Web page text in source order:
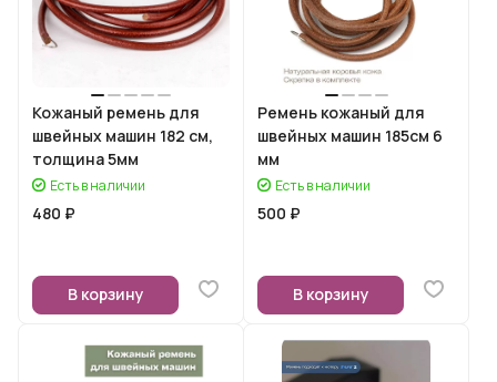
Кожаный ремень для
швейных машин 182 см,
толщина 5мм
Есть в наличии
480 ₽
В корзину
Ремень кожаный для
швейных машин 185см 6
мм
Есть в наличии
500 ₽
В корзину